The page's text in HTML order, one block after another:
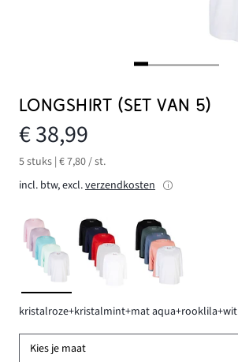
LONGSHIRT (SET VAN 5)
€ 38,99
5 stuks | € 7,80 / st.
incl. btw, excl.verzendkosten
kristalroze+kristalmint+mat aqua+rooklila+wit
Kies je maat